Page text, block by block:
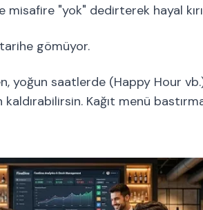
"yok" dedirterek hayal
gömüyor.
yoğun saatlerde (Happy Hour
Kağıt menü